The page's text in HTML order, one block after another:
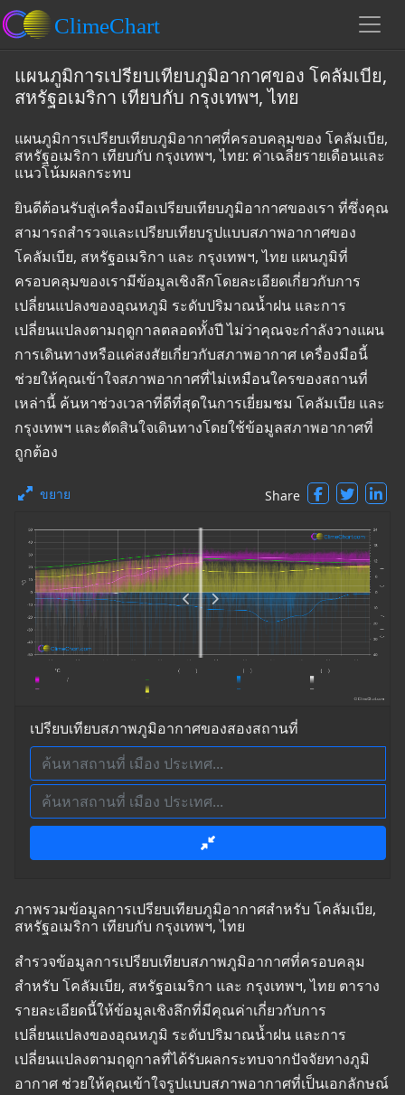
แผนภูมิการเปรียบเทียบภูมิอากาศของ โคลัมเบีย,
สหรัฐอเมริกา เทียบกับ กรุงเทพฯ, ไทย
แผนภูมิการเปรียบเทียบภูมิอากาศที่ครอบคลุมของ โคลัมเบีย,
สหรัฐอเมริกา เทียบกับ กรุงเทพฯ, ไทย: ค่าเฉลี่ยรายเดือนและ
แนวโน้มผลกระทบ
ยินดีต้อนรับสู่เครื่องมือเปรียบเทียบภูมิอากาศของเรา ที่ซึ่งคุณ
สามารถสำรวจและเปรียบเทียบรูปแบบสภาพอากาศของ
โคลัมเบีย, สหรัฐอเมริกา และ กรุงเทพฯ, ไทย แผนภูมิที่
ครอบคลุมของเรามีข้อมูลเชิงลึกโดยละเอียดเกี่ยวกับการ
เปลี่ยนแปลงของอุณหภูมิ ระดับปริมาณน้ำฝน และการ
เปลี่ยนแปลงตามฤดูกาลตลอดทั้งปี ไม่ว่าคุณจะกำลังวางแผน
การเดินทางหรือแค่สงสัยเกี่ยวกับสภาพอากาศ เครื่องมือนี้
ช่วยให้คุณเข้าใจสภาพอากาศที่ไม่เหมือนใครของสถานที่
เหล่านี้ ค้นหาช่วงเวลาที่ดีที่สุดในการเยี่ยมชม โคลัมเบีย และ
กรุงเทพฯ และตัดสินใจเดินทางโดยใช้ข้อมูลสภาพอากาศที่
ถูกต้อง
ขยาย Share
เปรียบเทียบสภาพภูมิอากาศของสองสถานที่
ภาพรวมข้อมูลการเปรียบเทียบภูมิอากาศสำหรับ โคลัมเบีย,
สหรัฐอเมริกา เทียบกับ กรุงเทพฯ, ไทย
สำรวจข้อมูลการเปรียบเทียบสภาพภูมิอากาศที่ครอบคลุม
สำหรับ โคลัมเบีย, สหรัฐอเมริกา และ กรุงเทพฯ, ไทย ตาราง
รายละเอียดนี้ให้ข้อมูลเชิงลึกที่มีคุณค่าเกี่ยวกับการ
เปลี่ยนแปลงของอุณหภูมิ ระดับปริมาณน้ำฝน และการ
เปลี่ยนแปลงตามฤดูกาลที่ได้รับผลกระทบจากปัจจัยทางภูมิ
อากาศ ช่วยให้คุณเข้าใจรูปแบบสภาพอากาศที่เป็นเอกลักษณ์